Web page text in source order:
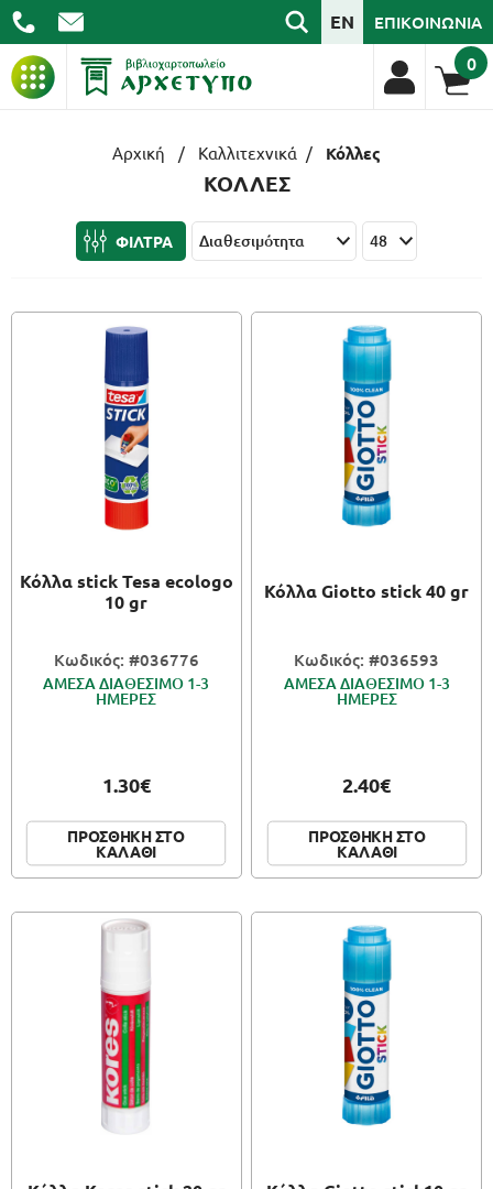
ΣΧΟΛΙΚΑ
ΕΙΔΗ ΓΡΑΦΕΙΟΥ
ΤΕΧΝΟΛΟΓΙΑ
ΕΠΑΓΓΕΛΜΑΤΙΚΑ
ΔΩΡΑ - ΔΙΑΚΟΣΜΗΣΗ
ΚΑΛΛΙΤΕΧΝΙΚΑ
EN ΕΠΙΚΟΙΝΩΝΙΑ
0
Αρχική / Καλλιτεχνικά / Κόλλες
ΚΟΛΛΕΣ
ΦΙΛΤΡΑ
Κόλλα stick Tesa ecologo
10 gr
Κωδικός: #036776
ΑΜΕΣΑ ΔΙΑΘΕΣΙΜΟ 1-3
ΗΜΕΡΕΣ
1.30€
ΠΡΟΣΘΗΚΗ ΣΤΟ
ΚΑΛΑΘΙ
Κόλλα Giotto stick 40 gr
Κωδικός: #036593
ΑΜΕΣΑ ΔΙΑΘΕΣΙΜΟ 1-3
ΗΜΕΡΕΣ
2.40€
ΠΡΟΣΘΗΚΗ ΣΤΟ
ΚΑΛΑΘΙ